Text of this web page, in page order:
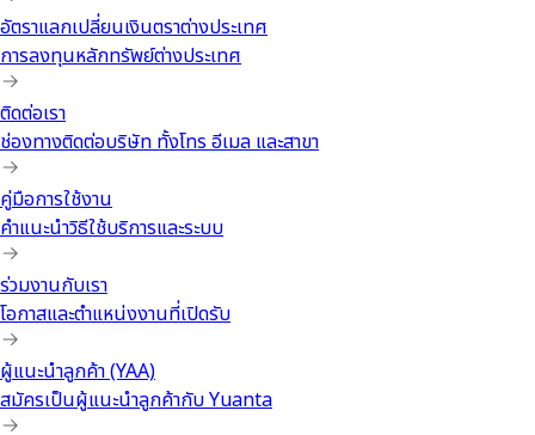
อัตราแลกเปลี่ยนเงินตราต่างประเทศ
การลงทุนหลักทรัพย์ต่างประเทศ
ติดต่อเรา
ช่องทางติดต่อบริษัท ทั้งโทร อีเมล และสาขา
คู่มือการใช้งาน
คำแนะนำวิธีใช้บริการและระบบ
ร่วมงานกับเรา
โอกาสและตำแหน่งงานที่เปิดรับ
ผู้แนะนำลูกค้า (YAA)
สมัครเป็นผู้แนะนำลูกค้ากับ Yuanta